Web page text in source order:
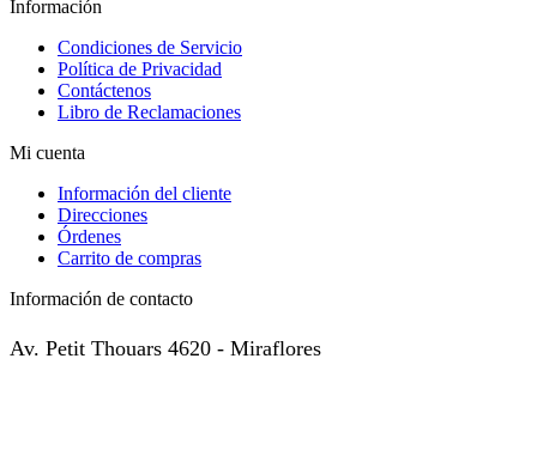
Información
Condiciones de Servicio
Política de Privacidad
Contáctenos
Libro de Reclamaciones
Mi cuenta
Información del cliente
Direcciones
Órdenes
Carrito de compras
Información de contacto
Av. Petit Thouars 4620 - Miraflores